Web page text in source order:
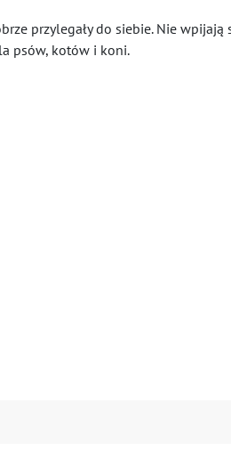
przylegały do siebie. Nie
psów, kotów i koni.